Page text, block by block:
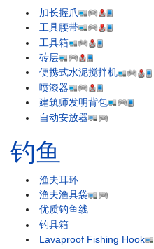
加长握爪
工具腰带
工具箱
砖层
便携式水泥搅拌机
喷漆器
建筑师发明背包
自动安放器
钓鱼
渔夫耳环
渔夫渔具袋
优质钓鱼线
钓具箱
Lavaproof Fishing Hook